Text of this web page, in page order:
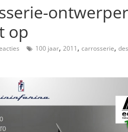
op
100 jaar, 2011, carrosserie,